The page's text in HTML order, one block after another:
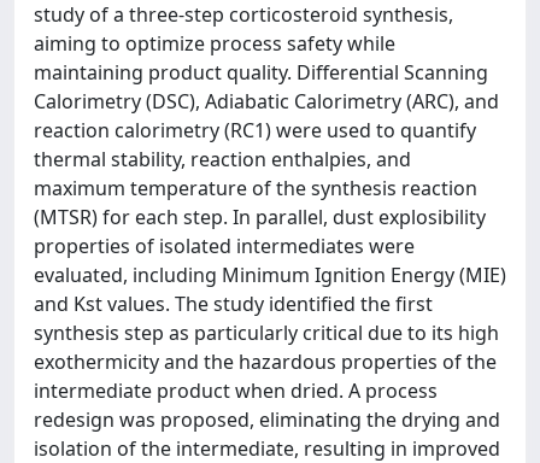
study of a three-step corticosteroid synthesis,
aiming to optimize process safety while
maintaining product quality. Differential Scanning
Calorimetry (DSC), Adiabatic Calorimetry (ARC), and
reaction calorimetry (RC1) were used to quantify
thermal stability, reaction enthalpies, and
maximum temperature of the synthesis reaction
(MTSR) for each step. In parallel, dust explosibility
properties of isolated intermediates were
evaluated, including Minimum Ignition Energy (MIE)
and Kst values. The study identified the first
synthesis step as particularly critical due to its high
exothermicity and the hazardous properties of the
intermediate product when dried. A process
redesign was proposed, eliminating the drying and
isolation of the intermediate, resulting in improved